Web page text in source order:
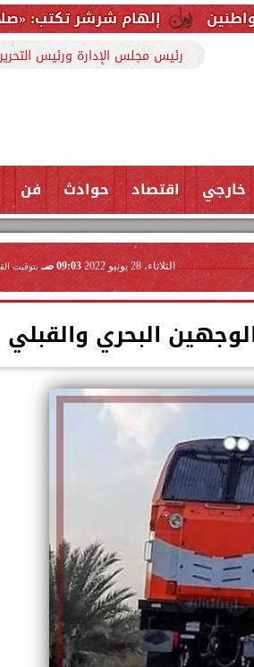
شرشر تكتب: «صلاح» ملك المحبة..
رئيس مجلس الإدارة ورئيس التحرير
خارجي اقتصاد حوادث فن
الثلاثاء، 28 يونيو 2022 09:03 صـ بتوقيت
البحري والقبلي
إلهام شرشر تكتب: دي مبقتش كورة..